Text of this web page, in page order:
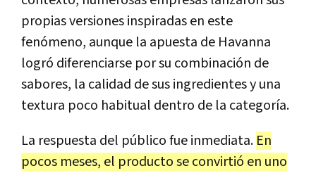
propias versiones inspiradas en este
fenómeno, aunque la apuesta de Havanna
logró diferenciarse por su combinación de
sabores, la calidad de sus ingredientes y una
textura poco habitual dentro de la categoría.
La respuesta del público fue inmediata. En
pocos meses, el producto se convirtió en uno